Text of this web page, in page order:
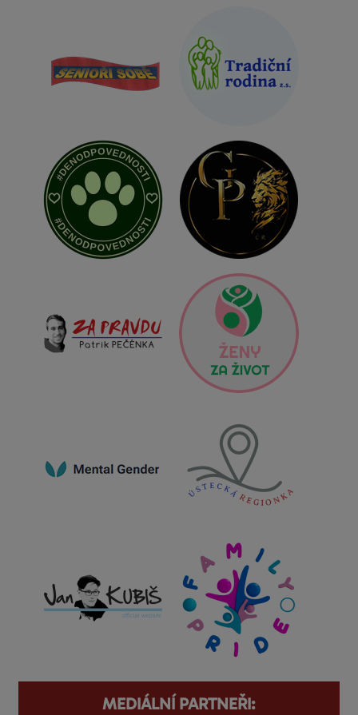
MEDIÁLNÍ PARTNEŘI: